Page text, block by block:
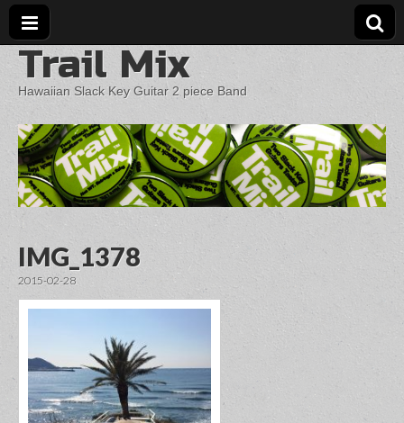
Trail Mix
Hawaiian Slack Key Guitar 2 piece Band
IMG_1378
2015-02-28